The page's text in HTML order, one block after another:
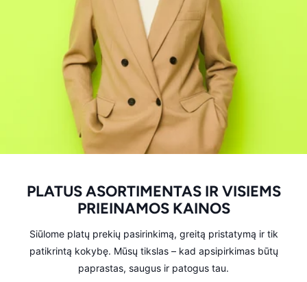
PLATUS ASORTIMENTAS IR VISIEMS
PRIEINAMOS KAINOS
Siūlome platų prekių pasirinkimą, greitą pristatymą ir tik
patikrintą kokybę. Mūsų tikslas – kad apsipirkimas būtų
paprastas, saugus ir patogus tau.